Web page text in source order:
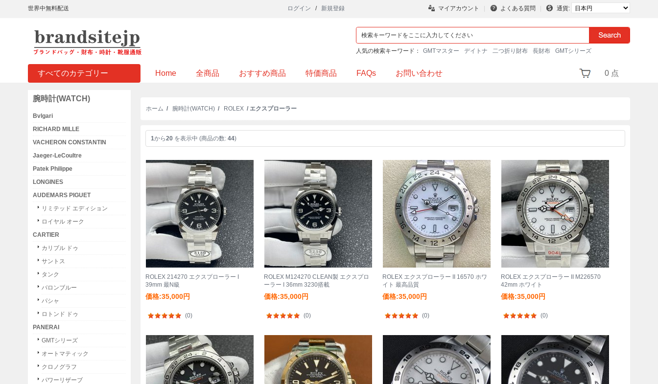
世界中無料配送 ログイン / 新規登録 マイアカウント よくある質問 通貨:
人気の検索キーワード： GMTマスター デイトナ 二つ折り財布 長財布 GMTシリーズ
すべてのカテゴリー Home 全商品 おすすめ商品 特価商品 FAQs お問い合わせ 0 点
腕時計(WATCH)
Bvlgari
RICHARD MILLE
VACHERON CONSTANTIN
Jaeger-LeCoultre
Patek Philippe
LONGINES
AUDEMARS PIGUET
リミテッド エディション
ロイヤル オーク
CARTIER
カリブル ドゥ
サントス
タンク
バロンブルー
パシャ
ロトンド ドゥ
PANERAI
GMTシリーズ
オートマティック
クロノグラフ
パワーリザーブ
ホーム / 腕時計(WATCH) / ROLEX / エクスプローラー
1から20 を表示中 (商品の数: 44)
ROLEX 214270 エクスプローラー I
39mm 最N級
価格:35,000円
(0)
ROLEX M124270 CLEAN製 エクスプロ
ーラー I 36mm 3230搭載
価格:35,000円
(0)
ROLEX エクスプローラー II 16570 ホワ
イト 最高品質
価格:35,000円
(0)
ROLEX エクスプローラー II M226570
42mm ホワイト
価格:35,000円
(0)